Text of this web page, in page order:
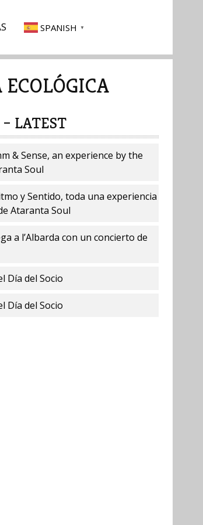
SPANISH ▼
LATEST
& Sense, an experience by the
Soul
y Sentido, toda una experiencia
Ataranta Soul
a l’Albarda con un concierto de
Día del Socio
Día del Socio